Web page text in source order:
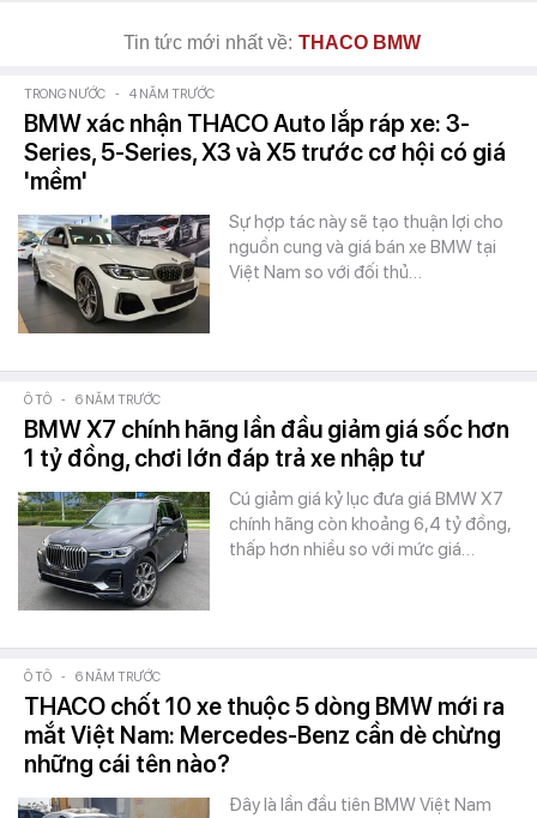
Tin tức mới nhất về: THACO BMW
TRONG NƯỚC - 4 NĂM TRƯỚC
BMW xác nhận THACO Auto lắp ráp xe: 3-
Series, 5-Series, X3 và X5 trước cơ hội có giá
'mềm'
Sự hợp tác này sẽ tạo thuận lợi cho
nguồn cung và giá bán xe BMW tại
Việt Nam so với đối thủ…
Ô TÔ - 6 NĂM TRƯỚC
BMW X7 chính hãng lần đầu giảm giá sốc hơn
1 tỷ đồng, chơi lớn đáp trả xe nhập tư
Cú giảm giá kỷ lục đưa giá BMW X7
chính hãng còn khoảng 6,4 tỷ đồng,
thấp hơn nhiều so với mức giá…
Ô TÔ - 6 NĂM TRƯỚC
THACO chốt 10 xe thuộc 5 dòng BMW mới ra
mắt Việt Nam: Mercedes-Benz cần dè chừng
những cái tên nào?
Đây là lần đầu tiên BMW Việt Nam